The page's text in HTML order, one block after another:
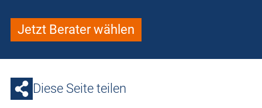
Jetzt Berater wählen
Diese Seite teilen